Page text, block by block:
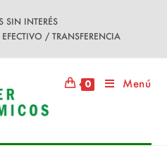
SIN INTERÉS
/ TRANSFERENCIA
0 Menú